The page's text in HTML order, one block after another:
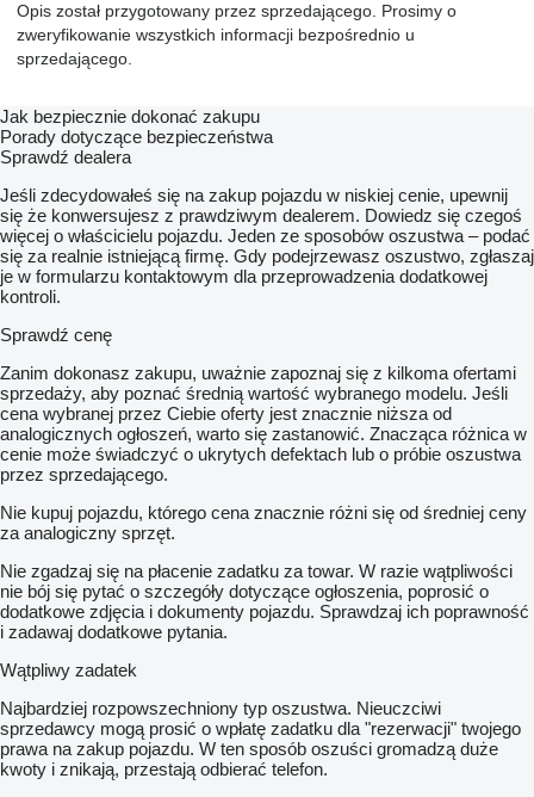
Opis został przygotowany przez sprzedającego. Prosimy o
zweryfikowanie wszystkich informacji bezpośrednio u
sprzedającego.
Jak bezpiecznie dokonać zakupu
Porady dotyczące bezpieczeństwa
Sprawdź dealera
Jeśli zdecydowałeś się na zakup pojazdu w niskiej cenie, upewnij
się że konwersujesz z prawdziwym dealerem. Dowiedz się czegoś
więcej o właścicielu pojazdu. Jeden ze sposobów oszustwa – podać
się za realnie istniejącą firmę. Gdy podejrzewasz oszustwo, zgłaszaj
je w formularzu kontaktowym dla przeprowadzenia dodatkowej
kontroli.
Sprawdź cenę
Zanim dokonasz zakupu, uważnie zapoznaj się z kilkoma ofertami
sprzedaży, aby poznać średnią wartość wybranego modelu. Jeśli
cena wybranej przez Ciebie oferty jest znacznie niższa od
analogicznych ogłoszeń, warto się zastanowić. Znacząca różnica w
cenie może świadczyć o ukrytych defektach lub o próbie oszustwa
przez sprzedającego.
Nie kupuj pojazdu, którego cena znacznie różni się od średniej ceny
za analogiczny sprzęt.
Nie zgadzaj się na płacenie zadatku za towar. W razie wątpliwości
nie bój się pytać o szczegóły dotyczące ogłoszenia, poprosić o
dodatkowe zdjęcia i dokumenty pojazdu. Sprawdzaj ich poprawność
i zadawaj dodatkowe pytania.
Wątpliwy zadatek
Najbardziej rozpowszechniony typ oszustwa. Nieuczciwi
sprzedawcy mogą prosić o wpłatę zadatku dla "rezerwacji" twojego
prawa na zakup pojazdu. W ten sposób oszuści gromadzą duże
kwoty i znikają, przestają odbierać telefon.